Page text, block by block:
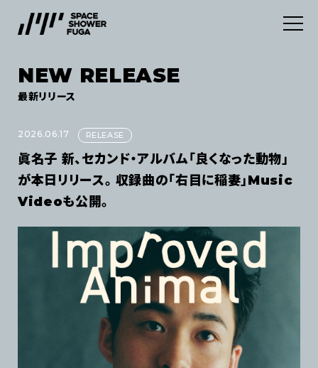
SERVICES
デジタルディストリビューション
マーケティングサービス
ABOUT
INFORMATION
NEW RELEASE
プライバシーポリシー
NEW RELEASE
最新リリース
2026.06.17 RELEASE
眞名子 新、セカンド・アルバム「良くなった動物」
が本日リリース。 収録曲の「右目に稲妻」Music
Videoも公開。